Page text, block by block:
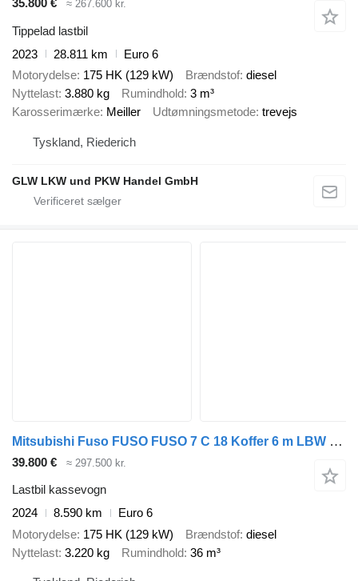
35.800 € ≈ 267.600 kr.
Tippelad lastbil
2023
28.811 km
Euro 6
Motorydelse 175 HK (129 kW) Brændstof diesel
Nyttelast 3.880 kg Rumindhold 3 m³
Karosserimærke Meiller Udtømningsmetode trevejs
Tyskland, Riederich
GLW LKW und PKW Handel GmbH
Mitsubishi Fuso FUSO FUSO 7 C 18 Koffer 6 m LBW 1 T*KLIMA*Automatik
39.800 € ≈ 297.500 kr.
Lastbil kassevogn
2024
8.590 km
Euro 6
Motorydelse 175 HK (129 kW) Brændstof diesel
Nyttelast 3.220 kg Rumindhold 36 m³